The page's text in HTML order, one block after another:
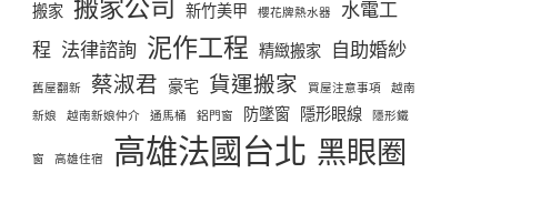
搬家 搬家公司 新竹美甲 櫻花牌熱水器
水電工
程 法律諮詢 泥作工程 精緻搬家 自助婚紗
舊屋翻新 蔡淑君 豪宅 貨運搬家 買屋注意事項 越南
新娘
越南新娘仲介 通馬桶 鋁門窗 防墜窗 隱形眼線 隱形鐵
窗 高雄住宿 高雄法國台北 黑眼圈